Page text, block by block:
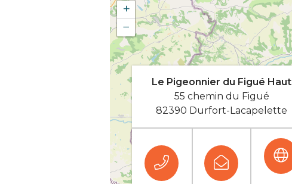
+
−
Le Pigeonnier du Figué Haut
55 chemin du Figué
82390 Durfort-Lacapelette